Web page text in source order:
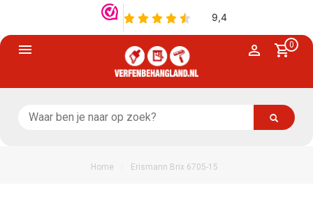
0
Home Erismann Brix 6705-15